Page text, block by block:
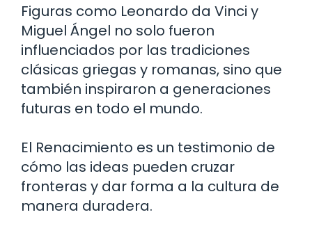
Figuras como Leonardo da Vinci y
Miguel Ángel no solo fueron
influenciados por las tradiciones
clásicas griegas y romanas, sino que
también inspiraron a generaciones
futuras en todo el mundo.
El Renacimiento es un testimonio de
cómo las ideas pueden cruzar
fronteras y dar forma a la cultura de
manera duradera.